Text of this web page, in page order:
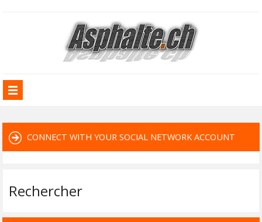
CONNECT WITH YOUR SOCIAL NETWORK ACCOUNT
Rechercher